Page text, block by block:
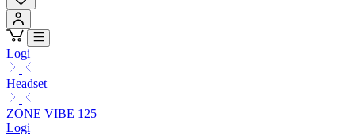
Logi
Headset
ZONE VIBE 125
Logi